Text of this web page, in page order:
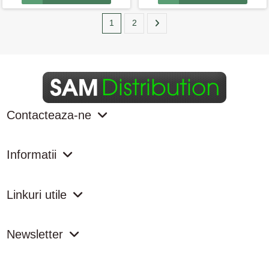
1 2
Contacteaza-ne
Informatii
Linkuri utile
Newsletter